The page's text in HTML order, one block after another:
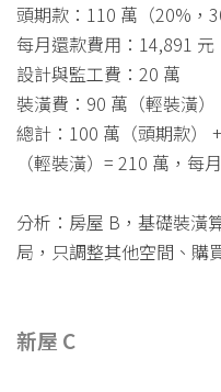
頭期款：110 萬（20%，
每月還款費用：14,891 元
設計與監工費：20 萬
裝潢費：90 萬（輕裝潢）
總計：100 萬（頭期款）
（輕裝潢）= 210 萬，每
分析：房屋 B，基礎裝潢
局，只調整其他空間、購
新屋 C